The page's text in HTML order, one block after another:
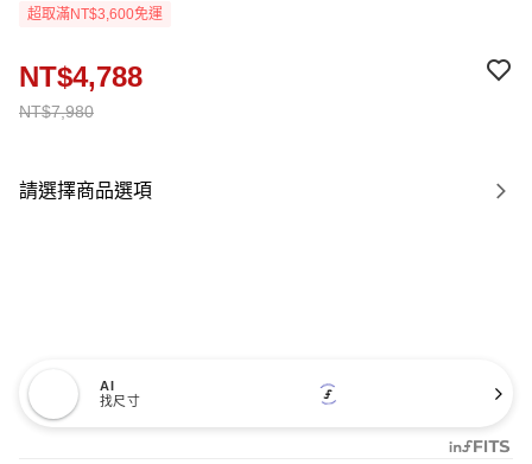
超取滿NT$3,600免運
NT$7,980
NT$4,788
請選擇商品選項
AI
找尺寸